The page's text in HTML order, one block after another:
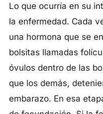
Lo que ocurría en su
la enfermedad. Cada
una hormona que se
bolsitas llamadas
óvulos dentro de las
que los demás,
embarazo. En esa